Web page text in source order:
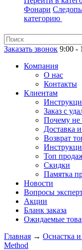
Фонари
категорию
Заказать звонок 9:00 -
Компания
О нас
Контакты
Клиентам
Заказ с
Почему не
Доставка
Возврат
Топ
Скидки
Памятка
Новости
Вопросы
Акции
Бланк заказа
Ожидаемые
Главная → Оснастка
Method